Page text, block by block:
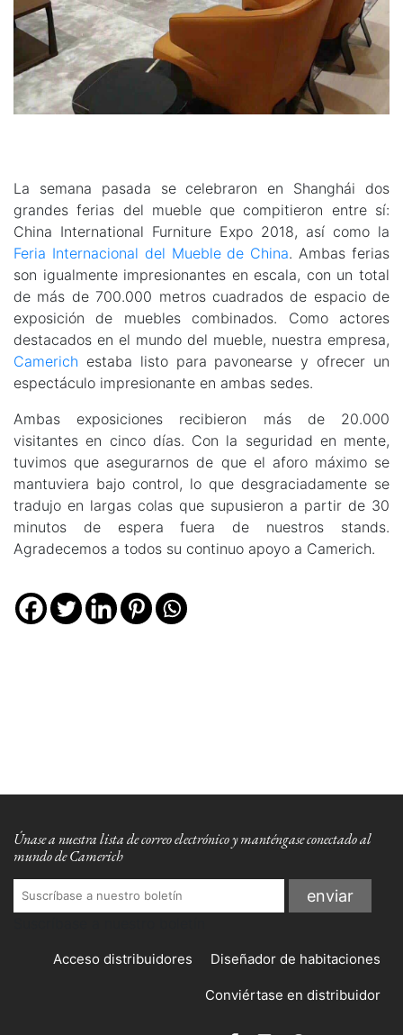
La semana pasada se celebraron en Shanghái dos
grandes ferias del mueble que compitieron entre sí:
China International Furniture Expo 2018, así como la
Feria Internacional del Mueble de China. Ambas ferias
son igualmente impresionantes en escala, con un total
de más de 700.000 metros cuadrados de espacio de
exposición de muebles combinados. Como actores
destacados en el mundo del mueble, nuestra empresa,
Camerich estaba listo para pavonearse y ofrecer un
espectáculo impresionante en ambas sedes.
Ambas exposiciones recibieron más de 20.000
visitantes en cinco días. Con la seguridad en mente,
tuvimos que asegurarnos de que el aforo máximo se
mantuviera bajo control, lo que desgraciadamente se
tradujo en largas colas que supusieron a partir de 30
minutos de espera fuera de nuestros stands.
Agradecemos a todos su continuo apoyo a Camerich.
Únase a nuestra lista de correo electrónico y manténgase conectado al
mundo de Camerich
Acceso distribuidores Diseñador de habitaciones
Conviértase en distribuidor